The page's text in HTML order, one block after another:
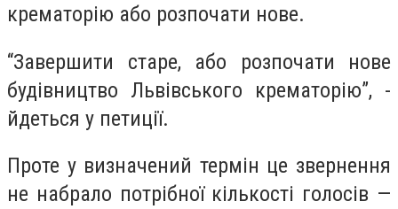
крематорію або розпочати нове.
“Завершити старе, або розпочати нове
будівництво Львівського крематорію”, -
йдеться у петиції.
Проте у визначений термін це звернення
не набрало потрібної кількості голосів —